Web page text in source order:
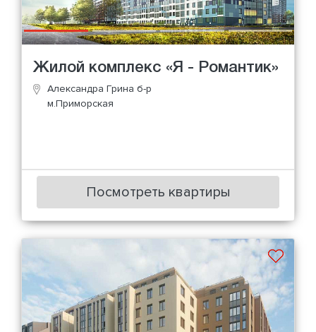
Жилой комплекс «Я - Романтик»
Александра Грина б-р
м.Приморская
Посмотреть квартиры